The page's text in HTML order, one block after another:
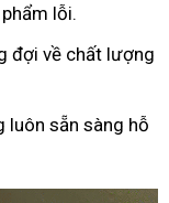
lỗi.
đợi về chất lượng
luôn sẵn sàng hỗ